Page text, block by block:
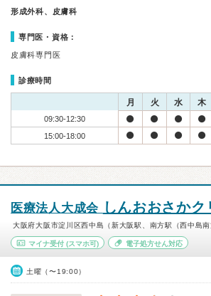
形成外科、皮膚科
専門医・資格：
皮膚科専門医
診療時間
月 火 水 木
09:30-12:30
15:00-18:00
医療法人大成会 しんおおさかク
大阪府大阪市淀川区西中島（新大阪駅、南方駅（西中島南
マイナ受付 (スマホ可) 電子処方せん対応
土曜（〜19:00）